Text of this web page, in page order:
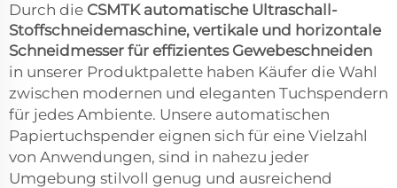
Durch die CSMTK automatische Ultraschall-
Stoffschneidemaschine, vertikale und horizontale
Schneidmesser für effizientes Gewebeschneiden
in unserer Produktpalette haben Käufer die Wahl
zwischen modernen und eleganten Tuchspendern
für jedes Ambiente. Unsere automatischen
Papiertuchspender eignen sich für eine Vielzahl
von Anwendungen, sind in nahezu jeder
Umgebung stilvoll genug und ausreichend